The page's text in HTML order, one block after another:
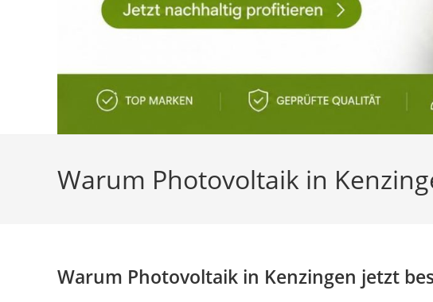
Warum Photovoltaik in
Warum Photovoltaik in Kenzingen jetzt